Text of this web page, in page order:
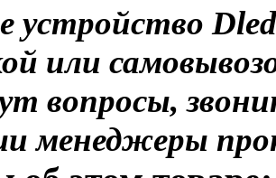
устройство
или
вопросы,
менеджеры